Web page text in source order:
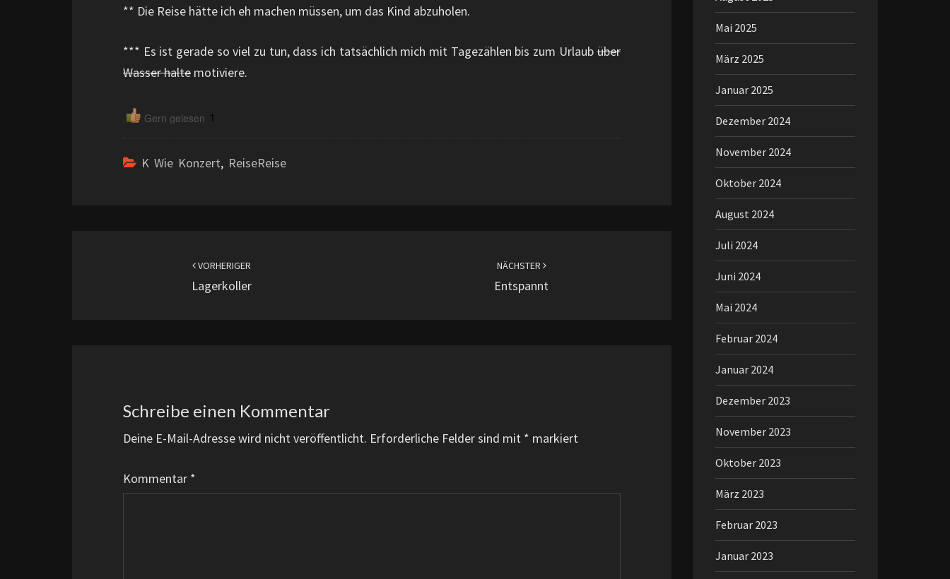
** Die Reise hätte ich eh machen müssen, um das Kind abzuholen.
*** Es ist gerade so viel zu tun, dass ich tatsächlich mich mit Tagezählen bis zum Urlaubüber
Wasser halte motiviere.
Gern gelesen 1
K Wie Konzert, ReiseReise
VORHERIGER
Lagerkoller
NÄCHSTER
Entspannt
Schreibe einen Kommentar
Deine E-Mail-Adresse wird nicht veröffentlicht. Erforderliche Felder sind mit * markiert
Kommentar *
Mai 2025
März 2025
Januar 2025
Dezember 2024
November 2024
Oktober 2024
August 2024
Juli 2024
Juni 2024
Mai 2024
Februar 2024
Januar 2024
Dezember 2023
November 2023
Oktober 2023
März 2023
Februar 2023
Januar 2023